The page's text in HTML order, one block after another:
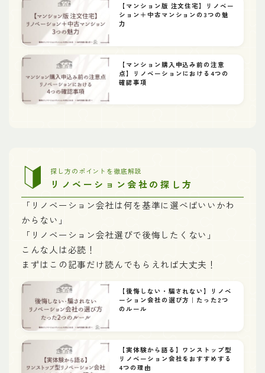
【マンション版 注文住宅】リノベー
ション＋中古マンションの3つの魅
力
【マンション購入申込み前の注意
点】リノベーションにおける4つの
確認事項
探し方のポイントを徹底解説
リノベーション会社の探し方
「リノベーション会社は何を基準に選べばいいかわ
からない」
「リノベーション会社選びで後悔したくない」
こんな人は必読！
まずはこの記事だけ読んでもらえれば大丈夫！
【後悔しない・騙されない】リノベ
ーション会社の選び方｜たった2つ
のルール
【実体験から語る】ワンストップ型
リノベーション会社をおすすめする
4つの理由